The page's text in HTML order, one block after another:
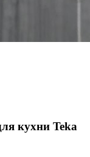
кухни Teka